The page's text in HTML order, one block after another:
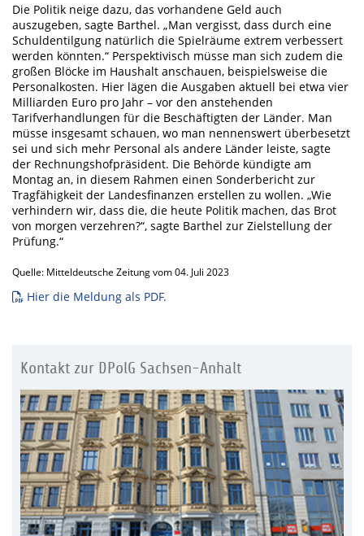
Die Politik neige dazu, das vorhandene Geld auch
auszugeben, sagte Barthel. „Man vergisst, dass durch eine
Schuldentilgung natürlich die Spielräume extrem verbessert
werden könnten.“ Perspektivisch müsse man sich zudem die
großen Blöcke im Haushalt anschauen, beispielsweise die
Personalkosten. Hier lägen die Ausgaben aktuell bei etwa vier
Milliarden Euro pro Jahr – vor den anstehenden
Tarifverhandlungen für die Beschäftigten der Länder. Man
müsse insgesamt schauen, wo man nennenswert überbesetzt
sei und sich mehr Personal als andere Länder leiste, sagte
der Rechnungshofpräsident. Die Behörde kündigte am
Montag an, in diesem Rahmen einen Sonderbericht zur
Tragfähigkeit der Landesfinanzen erstellen zu wollen. „Wie
verhindern wir, dass die, die heute Politik machen, das Brot
von morgen verzehren?“, sagte Barthel zur Zielstellung der
Prüfung.“
Quelle: Mitteldeutsche Zeitung vom 04. Juli 2023
Hier die Meldung als PDF.
Kontakt zur DPolG Sachsen-Anhalt